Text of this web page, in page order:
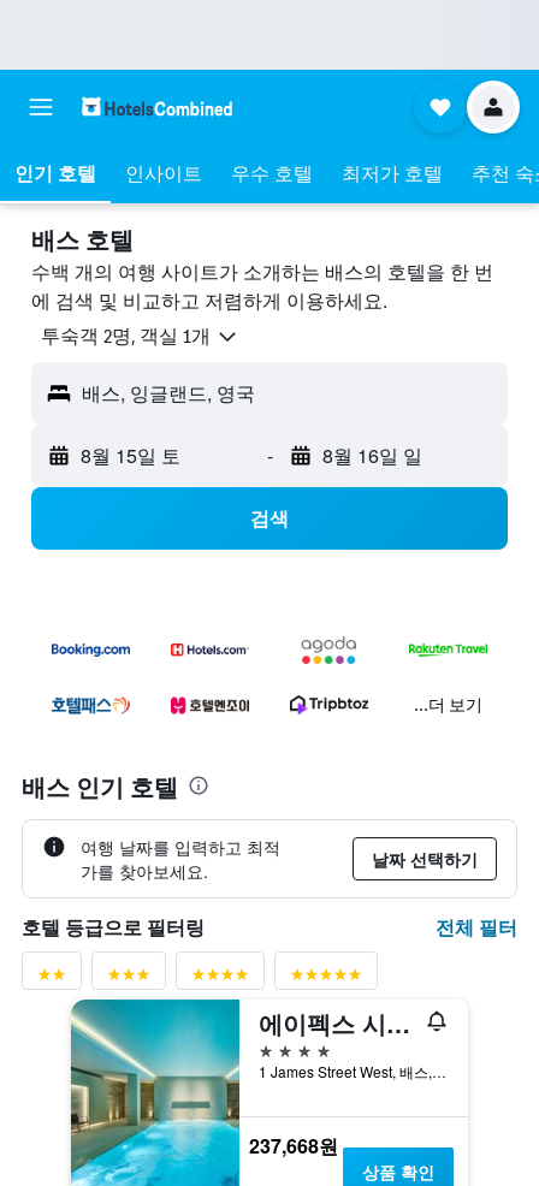
인기 호텔 인사이트 우수 호텔 최저가 호텔 추천
배스 호텔
수백 개의 여행 사이트가 소개하는 배스​의 호텔을 한 번
에 검색 및 비교하고 저렴하게 이용하세요.
​투숙객 2​명, ​객실 1개
배스, 잉글랜드, 영국
8월 15일 토 - 8월 16일 일
검색
...더 보기
배스 인기 호텔
여행 날짜를 입력하고 최적
가를 찾아보세요.
날짜 선택하기
호텔 등급으로 필터링 전체 필터
에이펙스 시티 오브 바스 호텔
4성급
1 James Street West, 배스, 영국
237,668원
상품 확인